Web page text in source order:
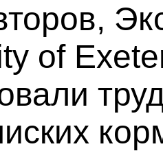
of